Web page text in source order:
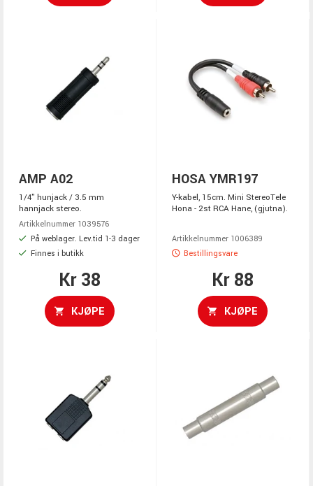
AMP A02
1/4" hunjack / 3.5 mm
hannjack stereo.
Artikkelnummer 1039576
På weblager. Lev.tid 1-3 dager
Finnes i butikk
Kr 38
KJØPE
HOSA YMR197
Y-kabel, 15cm. Mini StereoTele
Hona - 2st RCA Hane, (gjutna).
Artikkelnummer 1006389
Bestillingsvare
Kr 88
KJØPE